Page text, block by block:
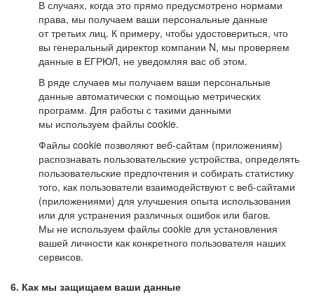
В случаях, когда это прямо предусмотрено нормами
права, мы получаем ваши персональные данные
от третьих лиц. К примеру, чтобы удостовериться, что
вы генеральный директор компании N, мы проверяем
данные в ЕГРЮЛ, не уведомляя вас об этом.
В ряде случаев мы получаем ваши персональные
данные автоматически с помощью метрических
программ. Для работы с такими данными
мы используем файлы cookie.
Файлы cookie позволяют веб-сайтам (приложениям)
распознавать пользовательские устройства, определять
пользовательские предпочтения и собирать статистику
того, как пользователи взаимодействуют с веб-сайтами
(приложениями) для улучшения опыта использования
или для устранения различных ошибок или багов.
Мы не используем файлы cookie для установления
вашей личности как конкретного пользователя наших
сервисов.
6. Как мы защищаем ваши данные